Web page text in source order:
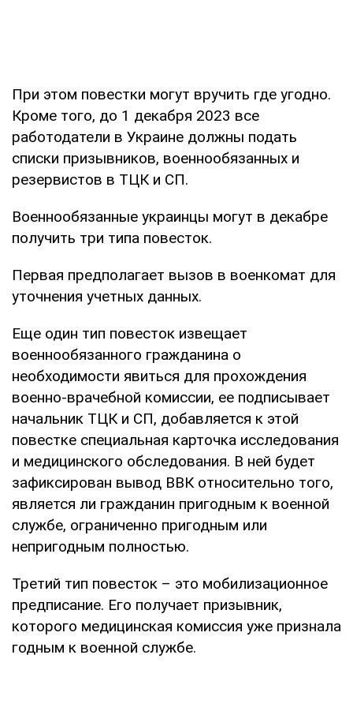
При этом повестки могут вручить где угодно.
Кроме того, до 1 декабря 2023 все
работодатели в Украине должны подать
списки призывников, военнообязанных и
резервистов в ТЦК и СП.
Военнообязанные украинцы могут в декабре
получить три типа повесток.
Первая предполагает вызов в военкомат для
уточнения учетных данных.
Еще один тип повесток извещает
военнообязанного гражданина о
необходимости явиться для прохождения
военно-врачебной комиссии, ее подписывает
начальник ТЦК и СП, добавляется к этой
повестке специальная карточка исследования
и медицинского обследования. В ней будет
зафиксирован вывод ВВК относительно того,
является ли гражданин пригодным к военной
службе, ограниченно пригодным или
непригодным полностью.
Третий тип повесток – это мобилизационное
предписание. Его получает призывник,
которого медицинская комиссия уже признала
годным к военной службе.